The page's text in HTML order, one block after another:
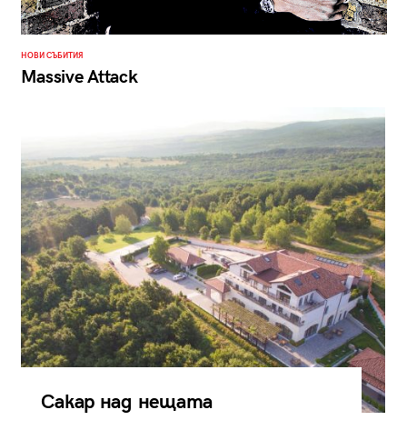
НОВИ СЪБИТИЯ
Massive Attack
Сакар над нещата